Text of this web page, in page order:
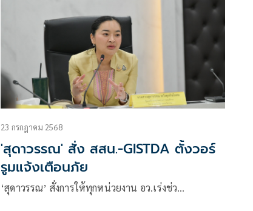
23 กรกฎาคม 2568
'สุดาวรรณ' สั่ง สสน.-GISTDA ตั้งวอร์
รูมแจ้งเตือนภัย
‘สุดาวรรณ’ สั่งการให้ทุกหน่วยงาน อว.เร่งช่ว…